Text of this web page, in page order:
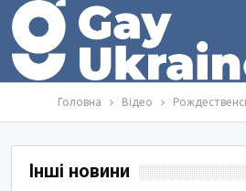
Головна Відео
Інші новини